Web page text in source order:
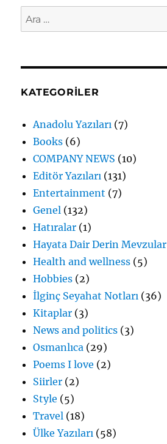
Ara:
KATEGORILER
Anadolu Yazıları (7)
Books (6)
COMPANY NEWS (10)
Editör Yazıları (131)
Entertainment (7)
Genel (132)
Hatıralar (1)
Hayata Dair Derin Mevzular
Health and wellness (5)
Hobbies (2)
İlginç Seyahat Notları (36)
Kitaplar (3)
News and politics (3)
Osmanlıca (29)
Poems I love (2)
Siirler (2)
Style (5)
Travel (18)
Ülke Yazıları (58)